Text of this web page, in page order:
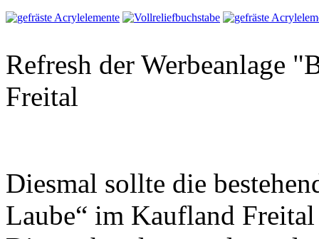
Refresh der Werbeanlage
Freital
Diesmal sollte die
Laube“ im Kaufland